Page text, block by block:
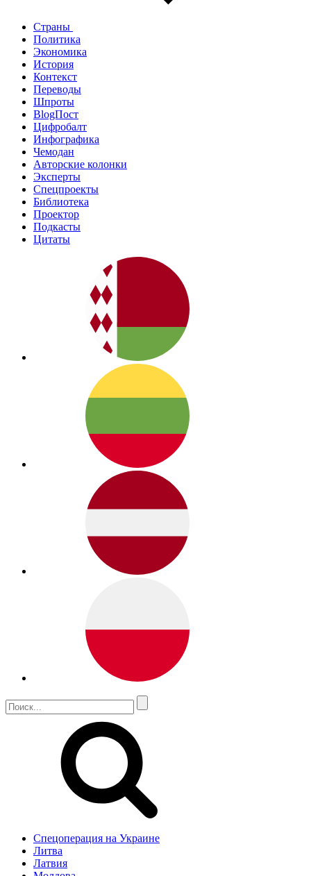
Страны
Политика
Экономика
История
Контекст
Переводы
Шпроты
BlogПост
Цифробалт
Инфографика
Чемодан
Авторские колонки
Эксперты
Спецпроекты
Библиотека
Проектор
Подкасты
Цитаты
Спецоперация на Украине
Литва
Латвия